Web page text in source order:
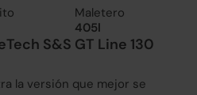
Maletero
405l
S&S GT Line 130
la versión que mejor se